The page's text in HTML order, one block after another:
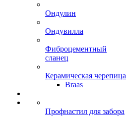
Ондулин
Ондувилла
Фиброцементный
сланец
Керамическая черепица
Braas
Профнастил для забора